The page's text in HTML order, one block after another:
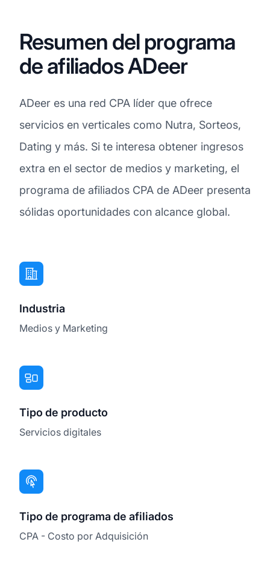
Resumen del programa
de afiliados ADeer
ADeer es una red CPA líder que ofrece
servicios en verticales como Nutra, Sorteos,
Dating y más. Si te interesa obtener ingresos
extra en el sector de medios y marketing, el
programa de afiliados CPA de ADeer presenta
sólidas oportunidades con alcance global.
Industria
Medios y Marketing
Tipo de producto
Servicios digitales
Tipo de programa de afiliados
CPA - Costo por Adquisición